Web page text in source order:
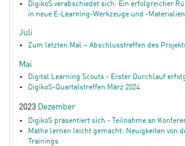
DigikoS verabschiedet sich: Ein erfolgreicher
in neue E-Learning-Werkzeuge und -Materialien
Juli
Zum letzten Mal – Abschlusstreffen des
Mai
Digital Learning Scouts - Erster Durchlauf
DigikoS-Quartalstreffen März 2024
2023 Dezember
DigikoS präsentiert sich - Teilnahme an
Mathe lernen leicht gemacht: Neuigkeiten von
Trainings